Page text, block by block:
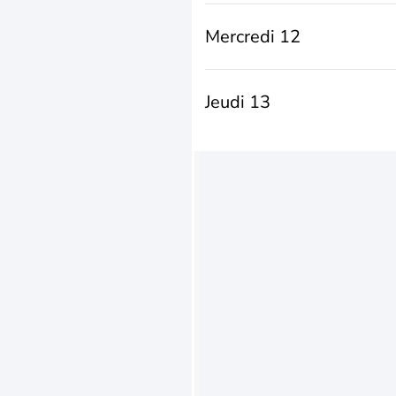
Mercredi 12
Jeudi 13